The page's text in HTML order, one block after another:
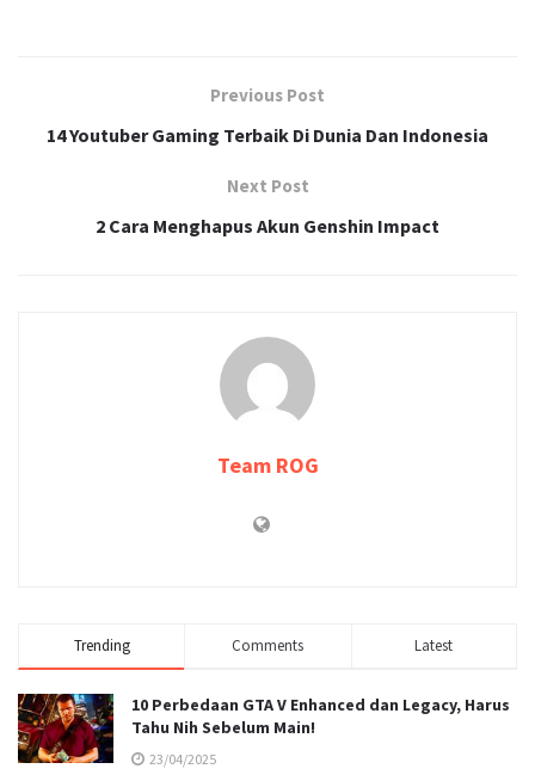
Previous Post
14 Youtuber Gaming Terbaik Di Dunia Dan Indonesia
Next Post
2 Cara Menghapus Akun Genshin Impact
Team ROG
Trending Comments Latest
10 Perbedaan GTA V Enhanced dan Legacy, Harus
Tahu Nih Sebelum Main!
23/04/2025